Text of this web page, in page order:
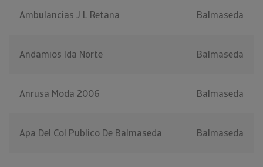
Ambulancias J L Retana Balmaseda
Andamios Ida Norte Balmaseda
Anrusa Moda 2006 Balmaseda
Apa Del Col Publico De Balmaseda Balmaseda